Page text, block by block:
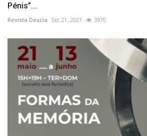
Pénis”...
Revista Descla Set 21, 2021 3970